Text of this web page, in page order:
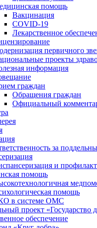
помощь
Вакцинация
COVID-19
Лекарственное
первичного
проекты
информация
граждан
Обращения граждан
Официальный
за
и
помощь
помощь
в системе ОМС
проект «Государство
обеспечение